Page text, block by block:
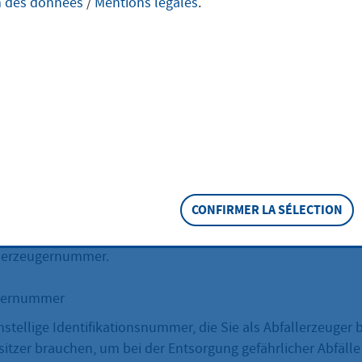
für jede betreffende Betriebsstätte eine
müssen Sie bestimmte Register- und Nachweispflichten
Identifikationsnummer, die Sie als Abfallerzeuger
brauchen, um bei der Entsorgung gefährlicher
CONFIRMER LA SÉLECTION